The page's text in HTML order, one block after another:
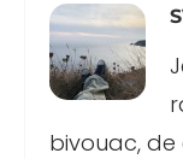
bivouac,